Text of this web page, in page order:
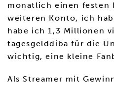
monatlich einen festen
weiteren Konto, ich
habe ich 1,3 Millionen
tagesgelddiba für die
wichtig, eine kleine
Als Streamer mit